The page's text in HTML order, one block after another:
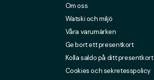
Om oss
Watski och miljö
Våra varumärken
Ge bort ett presentkort
Kolla saldo på ditt presentkort
Cookies och sekretesspolicy